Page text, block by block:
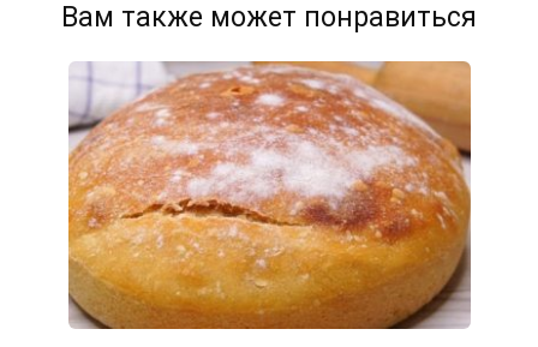
Вам также может понравиться